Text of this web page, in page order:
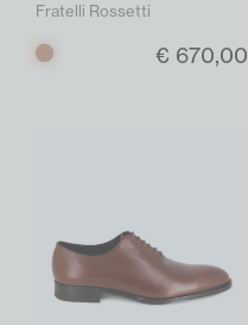
Fratelli Rossetti
Cognac € 670,00